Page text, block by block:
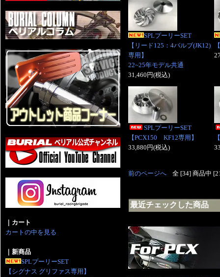
｜カート
カートの中を見る
｜新商品
SPLプーリーSET
【シグナス グリファス専用】
SPLプーリーSET
【リード125：4バルブ(JK12)
専用】
22~25年モデル共通
31,460円(税込)
SPLプーリーSET
【PCX150 KF12専用】
33,880円(税込)
前のページへ 全 [34] 商品中
最近チェックした商品